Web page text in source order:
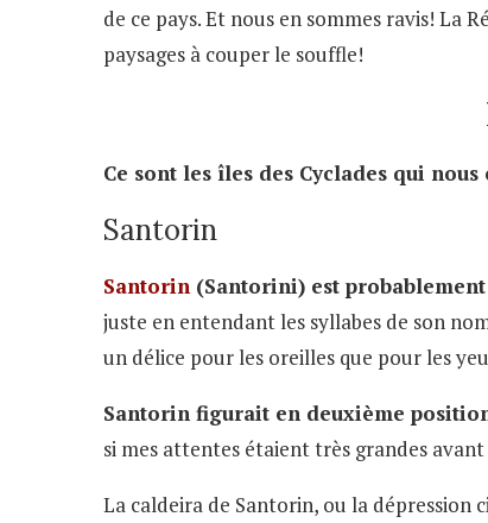
de ce pays. Et nous en sommes ravis! La
paysages à couper le souffle!
Ce sont les îles des Cyclades qui
Santorin
Santorin (Santorini) est
juste en entendant les syllabes de son
un délice pour les oreilles que pour les
Santorin figurait en deuxième
si mes attentes étaient très grandes
La caldeira de Santorin, ou la dépression